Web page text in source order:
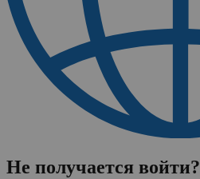
Не получается войти?